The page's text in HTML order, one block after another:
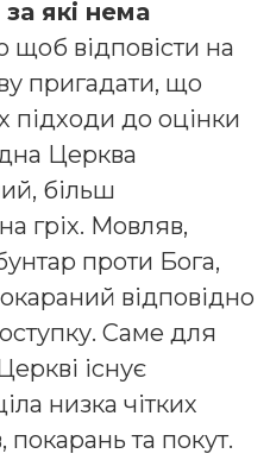
які нема
щоб відповісти на
пригадати, що
підходи до оцінки
Церква
більш
гріх. Мовляв,
проти Бога,
відповідно
Саме для
існує
низка чітких
покарань та покут.